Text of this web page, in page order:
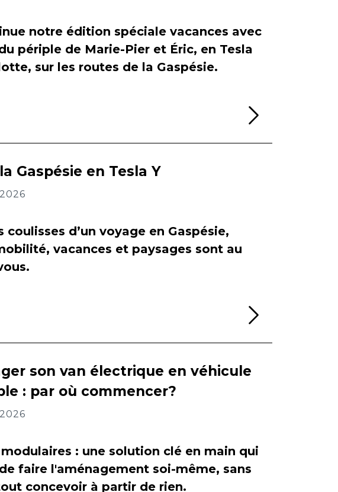
notre édition spéciale vacances avec
périple de Marie-Pier et Éric, en Tesla
sur les routes de la Gaspésie.
Gaspésie en Tesla Y
coulisses d’un voyage en Gaspésie,
vacances et paysages sont au
son van électrique en véhicule
: par où commencer?
: une solution clé en main qui
faire l'aménagement soi-même, sans
concevoir à partir de rien.